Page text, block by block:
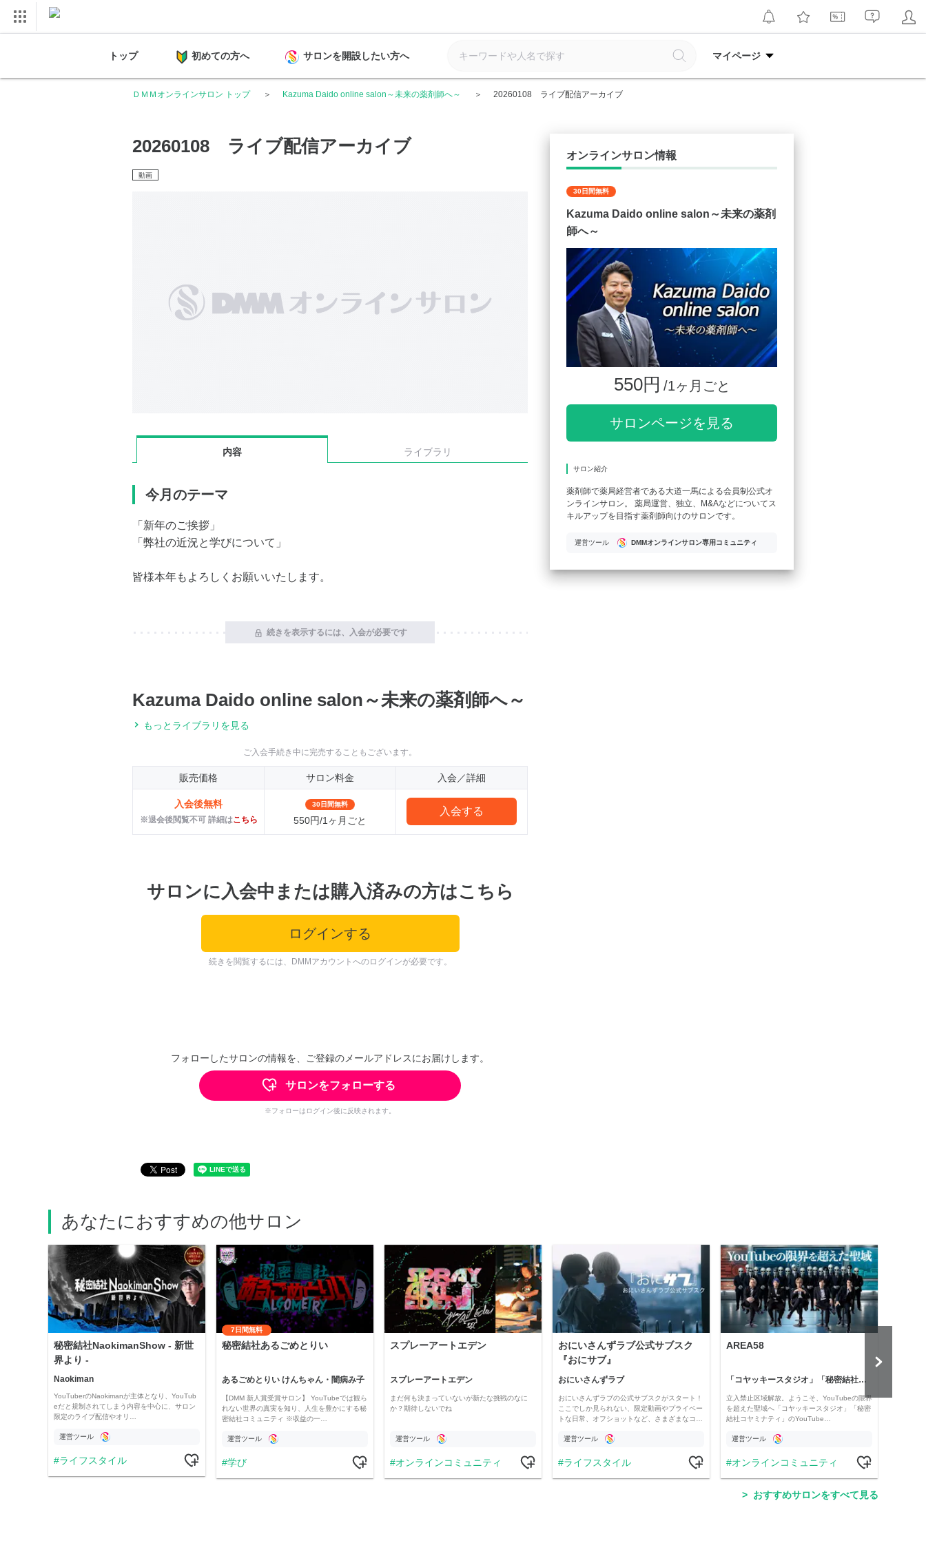
トップ 初めての方へ サロンを開設したい方へ マイページ
ＤＭＭオンラインサロン トップ Kazuma Daido online salon～未来の薬剤師へ～ 20260108 ライブ配信アーカイブ
20260108 ライブ配信アーカイブ
動画
内容 ライブラリ
今月のテーマ
「新年のご挨拶」
「弊社の近況と学びについて」
皆様本年もよろしくお願いいたします。
続きを表示するには、入会が必要です
Kazuma Daido online salon～未来の薬剤師へ～
もっとライブラリを見る
ご入会手続き中に完売することもございます。
販売価格 サロン料金 入会／詳細
入会後無料
※退会後閲覧不可 詳細はこちら
30日間無料
550円/1ヶ月ごと
入会する
サロンに入会中または購入済みの方はこちら
ログインする
続きを閲覧するには、DMMアカウントへのログインが必要です。
フォローしたサロンの情報を、ご登録のメールアドレスにお届けします。
サロンをフォローする
※フォローはログイン後に反映されます。
オンラインサロン情報
30日間無料
Kazuma Daido online salon～未来の薬剤
師へ～
550円 /1ヶ月ごと
サロンページを見る
サロン紹介
薬剤師で薬局経営者である大道一馬による会員制公式オ
ンラインサロン。 薬局運営、独立、M&Aなどについてス
キルアップを目指す薬剤師向けのサロンです。
運営ツール DMMオンラインサロン専用コミュニティ
あなたにおすすめの他サロン
秘密結社NaokimanShow - 新世
界より -
Naokiman
YouTuberのNaokimanが主体となり、YouTub
eだと規制されてしまう内容を中心に、サロン
限定のライブ配信やオリ…
運営ツール
ライフスタイル
7日間無料
秘密結社あるごめとりい
あるごめとりい けんちゃん・闇病み子
【DMM 新人賞受賞サロン】 YouTubeでは観ら
れない世界の真実を知り、人生を豊かにする秘
密結社コミュニティ ※収益の一…
運営ツール
学び
スプレーアートエデン
スプレーアートエデン
まだ何も決まっていないが新たな挑戦のなに
か？期待しないでね
運営ツール
オンラインコミュニティ
おにいさんずラブ公式サブスク
『おにサブ』
おにいさんずラブ
おにいさんずラブの公式サブスクがスタート！
ここでしか見られない、限定動画やプライベー
トな日常、オフショットなど、さまざまなコ…
運営ツール
ライフスタイル
AREA58
「コヤッキースタジオ」「秘密結社コヤミナティ」
立入禁止区域解放。ようこそ、YouTubeの限界
を超えた聖域へ「コヤッキースタジオ」「秘密
結社コヤミナティ」のYouTube…
運営ツール
オンラインコミュニティ
おすすめサロンをすべて見る